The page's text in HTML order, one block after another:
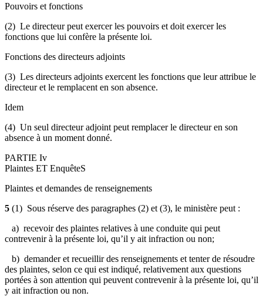
Pouvoirs et fonctions
(2) Le directeur peut exercer les pouvoirs et doit exercer les
fonctions que lui confère la présente loi.
Fonctions des directeurs adjoints
(3) Les directeurs adjoints exercent les fonctions que leur attribue le
directeur et le remplacent en son absence.
Idem
(4) Un seul directeur adjoint peut remplacer le directeur en son
absence à un moment donné.
PARTIE Iv
Plaintes ET EnquêteS
Plaintes et demandes de renseignements
5 (1) Sous réserve des paragraphes (2) et (3), le ministère peut :
a) recevoir des plaintes relatives à une conduite qui peut
contrevenir à la présente loi, qu’il y ait infraction ou non;
b) demander et recueillir des renseignements et tenter de résoudre
des plaintes, selon ce qui est indiqué, relativement aux questions
portées à son attention qui peuvent contrevenir à la présente loi, qu’il
y ait infraction ou non.